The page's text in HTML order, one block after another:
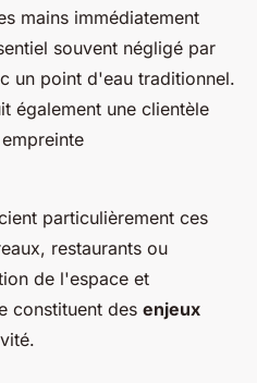
mains immédiatement
souvent négligé par
un point d'eau traditionnel.
également une clientèle
particulièrement ces
restaurants ou
de l'espace et
constituent des enjeux